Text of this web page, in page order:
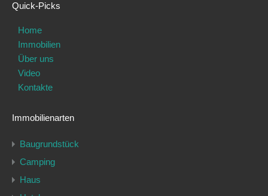
Quick-Picks
Home
Immobilien
Über uns
Video
Kontakte
Immobilienarten
Baugrundstück
Camping
Haus